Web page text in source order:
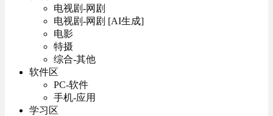
电视剧-网剧
电视剧-网剧 [AI生成]
电影
特摄
综合-其他
软件区
PC-软件
手机-应用
学习区